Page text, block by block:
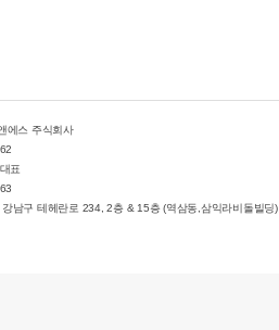
에스 주식회사
표
남구 테헤란로 234, 2층 & 15층 (역삼동,삼익라비돌빌딩)